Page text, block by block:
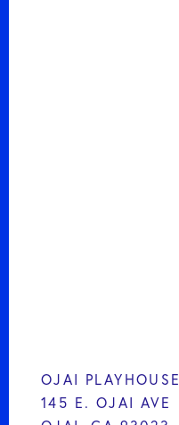
OJAI PLAYHOUSE
145 E. OJAI AVE